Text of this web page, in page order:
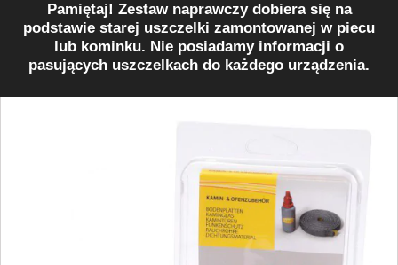
Pamiętaj! Zestaw naprawczy dobiera się na
podstawie starej uszczelki zamontowanej w piecu
lub kominku. Nie posiadamy informacji o
pasujących uszczelkach do każdego urządzenia.